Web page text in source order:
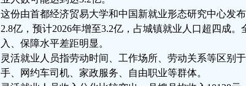
这份由首都经济贸易大学和中国新就业形态研究中心发
2.8亿，预计2026年增至3.2亿，占城镇就业人口超四成
入、保障水平差距明显。
灵活就业人员指劳动时间、工作场所、劳动关系等区别
手、网约车司机、家政服务、自由职业等群体。